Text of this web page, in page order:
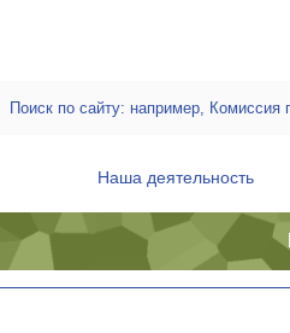
Наша деятельность